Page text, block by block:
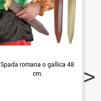
Spada romana o gallica 48
cm.